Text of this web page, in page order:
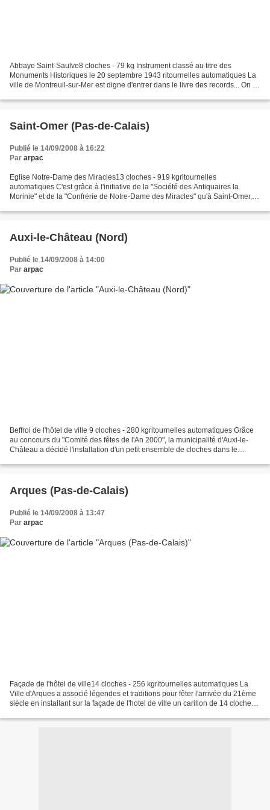
Abbaye Saint-Saulve8 cloches - 79 kg Instrument classé au titre des
Monuments Historiques le 20 septembre 1943 ritournelles automatiques La
ville de Montreuil-sur-Mer est digne d'entrer dans le livre des records... On y
Saint-Omer (Pas-de-Calais)
Publié le 14/09/2008 à 16:22
Par arpac
Eglise Notre-Dame des Miracles13 cloches - 919 kgritournelles
automatiques C'est grâce à l'initiative de la "Société des Antiquaires la
Morinie" et de la "Confrérie de Notre-Dame des Miracles" qu'à Saint-Omer, le
Auxi-le-Château (Nord)
Publié le 14/09/2008 à 14:00
Par arpac
Beffroi de l'hôtel de ville 9 cloches - 280 kgritournelles automatiques Grâce
au concours du "Comité des fêtes de l'An 2000", la municipalité d'Auxi-le-
Château a décidé l'installation d'un petit ensemble de cloches dans le
Arques (Pas-de-Calais)
Publié le 14/09/2008 à 13:47
Par arpac
Façade de l'hôtel de ville14 cloches - 256 kgritournelles automatiques La
Ville d'Arques a associé légendes et traditions pour fêter l'arrivée du 21ème
siècle en installant sur la façade de l'hotel de ville un carillon de 14 cloches